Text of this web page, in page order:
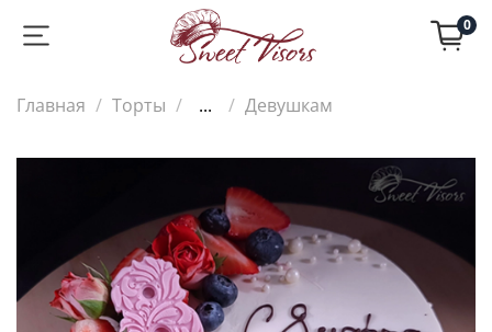
0
Главная Торты ... Девушкам